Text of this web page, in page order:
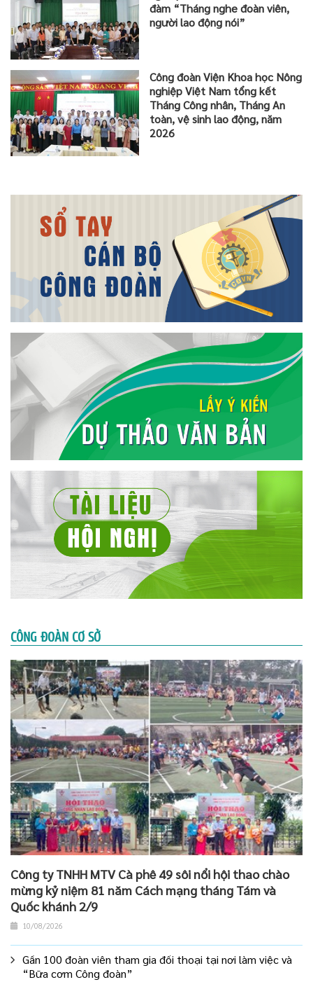
đàm “Tháng nghe đoàn viên,
người lao động nói”
Công đoàn Viện Khoa học Nông
nghiệp Việt Nam tổng kết
Tháng Công nhân, Tháng An
toàn, vệ sinh lao động, năm
2026
CÔNG ĐOÀN CƠ SỞ
Công ty TNHH MTV Cà phê 49 sôi nổi hội thao chào
mừng kỷ niệm 81 năm Cách mạng tháng Tám và
Quốc khánh 2/9
10/08/2026
Gần 100 đoàn viên tham gia đối thoại tại nơi làm việc và
“Bữa cơm Công đoàn”